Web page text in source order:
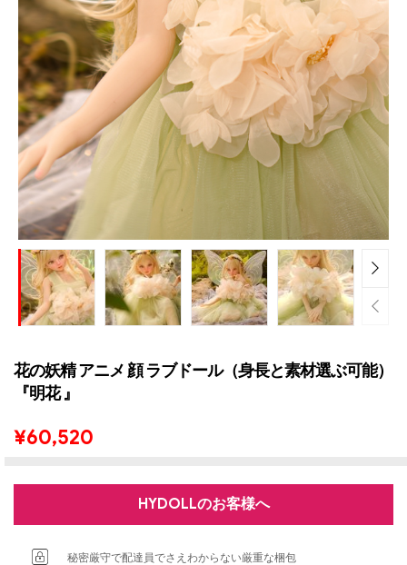
花の妖精 アニメ 顔 ラブドール（身長と素材選ぶ可能）
『明花 』
¥60,520
HYDOLLのお客様へ
秘密厳守で配達員でさえわからない厳重な梱包